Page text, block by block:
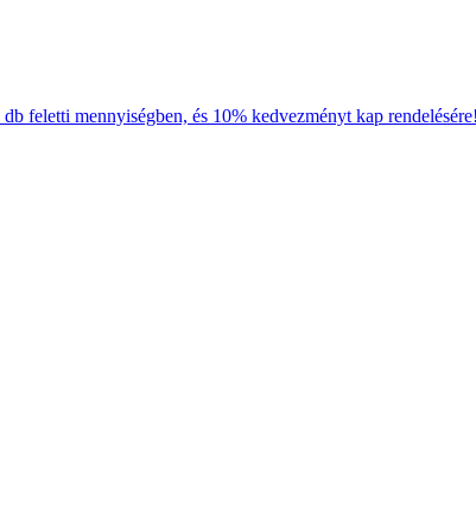
feletti mennyiségben, és 10% kedvezményt kap